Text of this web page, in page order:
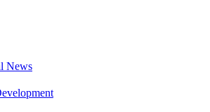
News